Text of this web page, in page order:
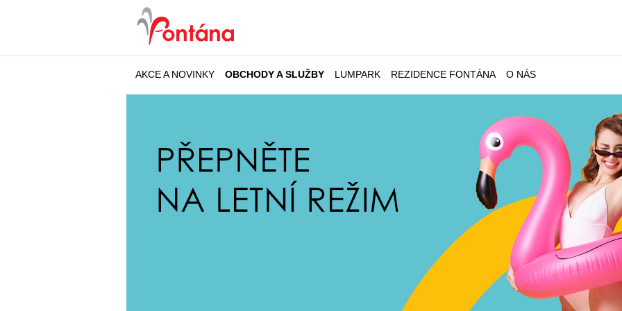
AKCE A NOVINKY OBCHODY A SLUŽBY LUMPARK REZIDENCE FONTÁNA O NÁS